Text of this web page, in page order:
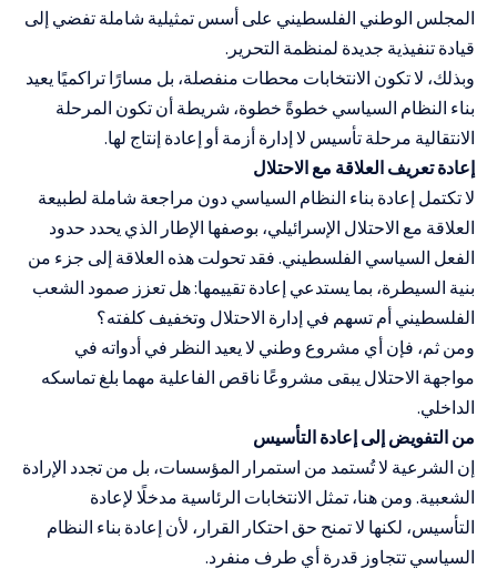
المجلس الوطني الفلسطيني على أسس تمثيلية شاملة تفضي إلى
قيادة تنفيذية جديدة لمنظمة التحرير.
وبذلك، لا تكون الانتخابات محطات منفصلة، بل مسارًا تراكميًا يعيد
بناء النظام السياسي خطوةً خطوة، شريطة أن تكون المرحلة
الانتقالية مرحلة تأسيس لا إدارة أزمة أو إعادة إنتاج لها.
إعادة تعريف العلاقة مع الاحتلال
لا تكتمل إعادة بناء النظام السياسي دون مراجعة شاملة لطبيعة
العلاقة مع الاحتلال الإسرائيلي، بوصفها الإطار الذي يحدد حدود
الفعل السياسي الفلسطيني. فقد تحولت هذه العلاقة إلى جزء من
بنية السيطرة، بما يستدعي إعادة تقييمها: هل تعزز صمود الشعب
الفلسطيني أم تسهم في إدارة الاحتلال وتخفيف كلفته؟
ومن ثم، فإن أي مشروع وطني لا يعيد النظر في أدواته في
مواجهة الاحتلال يبقى مشروعًا ناقص الفاعلية مهما بلغ تماسكه
الداخلي.
من التفويض إلى إعادة التأسيس
إن الشرعية لا تُستمد من استمرار المؤسسات، بل من تجدد الإرادة
الشعبية. ومن هنا، تمثل الانتخابات الرئاسية مدخلًا لإعادة
التأسيس، لكنها لا تمنح حق احتكار القرار، لأن إعادة بناء النظام
السياسي تتجاوز قدرة أي طرف منفرد.